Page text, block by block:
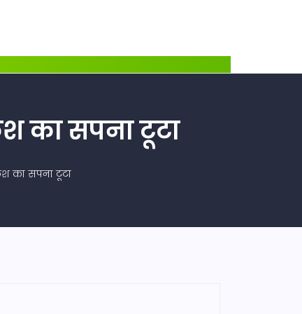
का सपना टूटा
का सपना टूटा